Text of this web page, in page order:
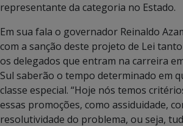
representante da categoria no Estado.
Em sua fala o governador Reinaldo
com a sanção deste projeto de Lei
os delegados que entram na carreira
Sul saberão o tempo determinado em
classe especial. “Hoje nós temos
essas promoções, como assiduidade,
resolutividade do problema, ou seja,